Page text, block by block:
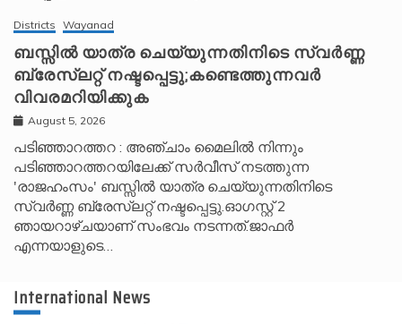
Districts Wayanad
ബസ്സിൽ യാത്ര ചെയ്യുന്നതിനിടെ സ്വർണ്ണ
ബ്രേസ്‌ലറ്റ് നഷ്ടപ്പെട്ടു;കണ്ടെത്തുന്നവർ
വിവരമറിയിക്കുക
August 5, 2026
പടിഞ്ഞാറത്തറ : അഞ്ചാം മൈലിൽ നിന്നും
പടിഞ്ഞാറത്തറയിലേക്ക് സർവീസ് നടത്തുന്ന
'രാജഹംസം' ബസ്സിൽ യാത്ര ചെയ്യുന്നതിനിടെ
സ്വർണ്ണ ബ്രേസ്‌ലറ്റ് നഷ്ടപ്പെട്ടു.ഓഗസ്റ്റ് 2
ഞായറാഴ്ചയാണ് സംഭവം നടന്നത്.ജാഫർ
എന്നയാളുടെ…
International News